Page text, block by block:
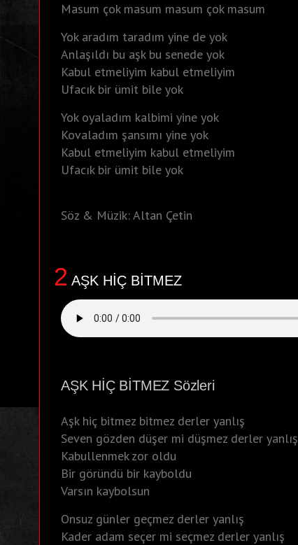
Masum çok masum masum çok masum
Yok aradım taradım yine de yok
Anlaşıldı bu aşk bu senede yok
Kabul etmeliyim kabul etmeliyim
Ufacık bir ümit bile yok
Yok oyaladım kalbimi yine yok
Kovaladım şansımı yine yok
Kabul etmeliyim kabul etmeliyim
Ufacık bir ümit bile yok
Söz & Müzik: Altan Çetin
2 AŞK HİÇ BİTMEZ
AŞK HİÇ BİTMEZ Sözleri
Aşk hiç bitmez bitmez derler yanlış
Seven gözden düşer mi düşmez derler yanlış
Kabullenmek zor oldu
Bir göründü bir kayboldu
Varsın kaybolsun
Onsuz günler geçmez derler yanlış
Kader adam seçer mi seçmez derler yanlış